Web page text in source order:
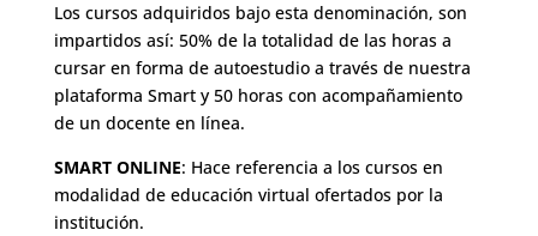
Los cursos adquiridos bajo esta denominación, son
impartidos así: 50% de la totalidad de las horas a
cursar en forma de autoestudio a través de nuestra
plataforma Smart y 50 horas con acompañamiento
de un docente en línea.
SMART ONLINE: Hace referencia a los cursos en
modalidad de educación virtual ofertados por la
institución.